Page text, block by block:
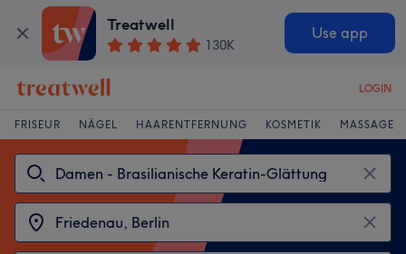
Treatwell
130K
Use app
LOGIN
FRISEUR NÄGEL HAARENTFERNUNG KOSMETIK MASSAGE